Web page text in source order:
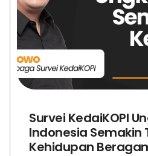
Survei KedaiKOPI
Indonesia Semakin
Kehidupan